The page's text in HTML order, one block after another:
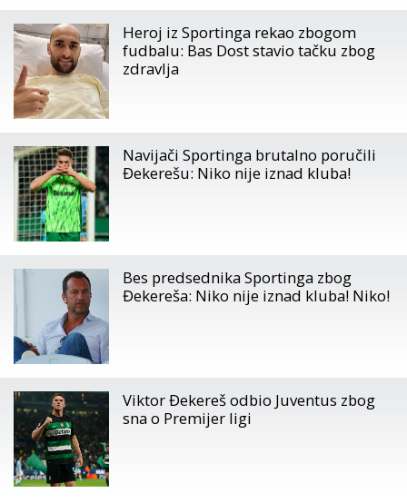
Heroj iz Sportinga rekao zbogom
fudbalu: Bas Dost stavio tačku zbog
zdravlja
Navijači Sportinga brutalno poručili
Đekerešu: Niko nije iznad kluba!
Bes predsednika Sportinga zbog
Đekereša: Niko nije iznad kluba! Niko!
Viktor Đekereš odbio Juventus zbog
sna o Premijer ligi